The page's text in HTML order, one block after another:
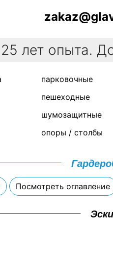
25 лет опыта.
парковочные
пешеходные
шумозащитные
опоры / столбы
Посмотреть оглавление